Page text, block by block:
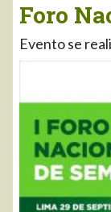
Foro
Evento se